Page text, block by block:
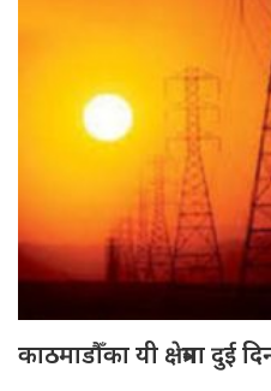
काठमाडौँका यी क्षेत्रमा दुई